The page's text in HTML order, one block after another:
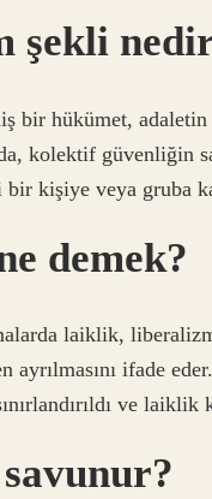
şekli
bir hükümet,
kolektif güvenliğin
bir kişiye veya gruba
demek?
laiklik,
ifade
ve